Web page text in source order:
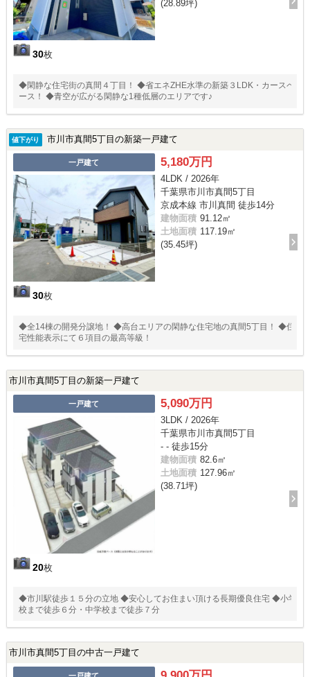
30枚
(28.89坪)
◆閑静な住宅街の真間４丁目！ ◆省エネZHE水準の新築３LDK・カースペ
ース！ ◆青空が広がる閑静な1種低層のエリアです♪
値下がり 市川市真間5丁目の新築一戸建て
一戸建て
30枚
5,180万円
4LDK / 2026年
千葉県市川市真間5丁目
京成本線 市川真間 徒歩14分
建物面積 91.12㎡
土地面積 117.19㎡
(35.45坪)
◆全14棟の開発分譲地！ ◆高台エリアの閑静な住宅地の真間5丁目！ ◆住
宅性能表示にて６項目の最高等級！
市川市真間5丁目の新築一戸建て
一戸建て
20枚
5,090万円
3LDK / 2026年
千葉県市川市真間5丁目
- - 徒歩15分
建物面積 82.6㎡
土地面積 127.96㎡
(38.71坪)
◆市川駅徒歩１５分の立地 ◆安心してお住まい頂ける長期優良住宅 ◆小学
校まで徒歩６分・中学校まで徒歩７分
市川市真間5丁目の中古一戸建て